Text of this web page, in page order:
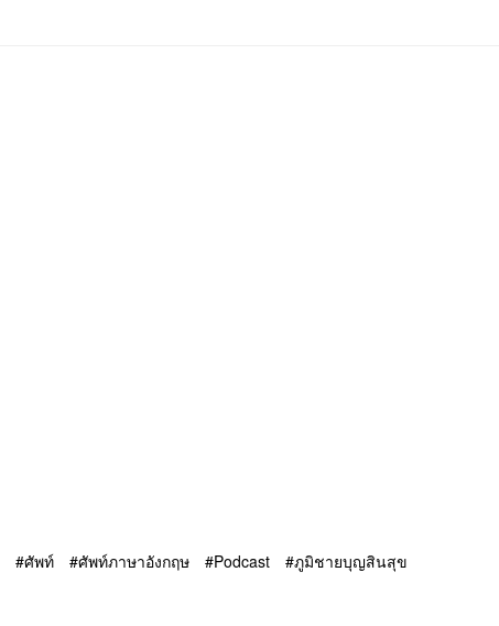
ศัพท์ ศัพท์ภาษาอังกฤษ Podcast
ภูมิชายบุญสินสุข